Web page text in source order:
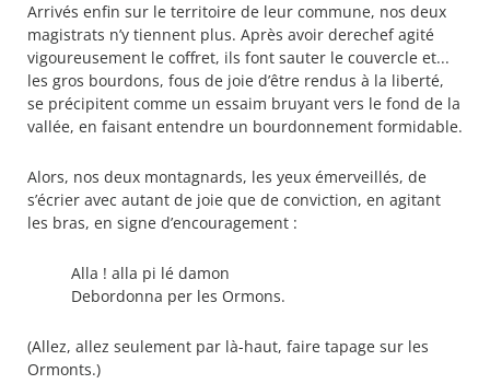
Arrivés enfin sur le territoire de leur commune, nos deux
magistrats n’y tiennent plus. Après avoir derechef agité
vigoureusement le coffret, ils font sauter le couvercle et...
les gros bourdons, fous de joie d’être rendus à la liberté,
se précipitent comme un essaim bruyant vers le fond de la
vallée, en faisant entendre un bourdonnement formidable.
Alors, nos deux montagnards, les yeux émerveillés, de
s’écrier avec autant de joie que de conviction, en agitant
les bras, en signe d’encouragement :
Alla ! alla pi lé damon
Debordonna per les Ormons.
(Allez, allez seulement par là-haut, faire tapage sur les
Ormonts.)